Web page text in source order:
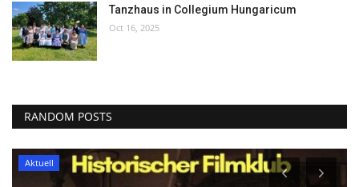
Tanzhaus in Collegium Hungaricum
Oct 16, 2025
RANDOM POSTS
Aktuell